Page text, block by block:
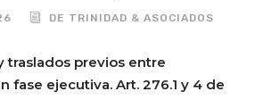
DE TRINIDAD & ASOCIADOS
traslados previos entre
fase ejecutiva. Art. 276.1 y 4 de